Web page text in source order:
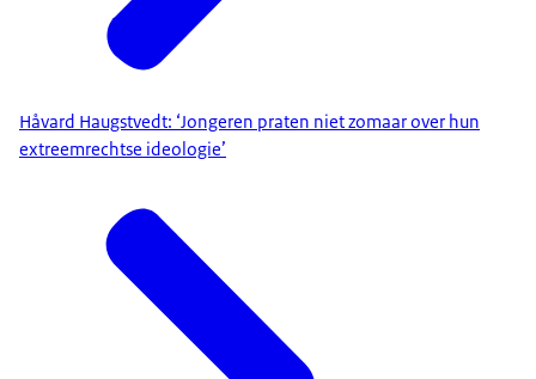
Håvard Haugstvedt: ‘Jongeren praten niet zomaar over hun
extreemrechtse ideologie’